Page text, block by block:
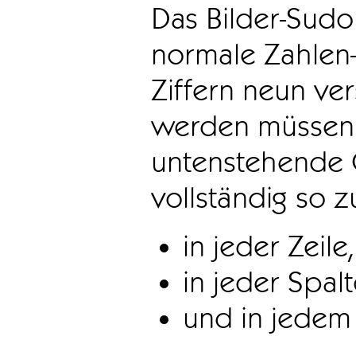
Das Bilder-
normale
Ziffern neun
werden
vollständig so
in jeder Zeile,
in jeder
und in